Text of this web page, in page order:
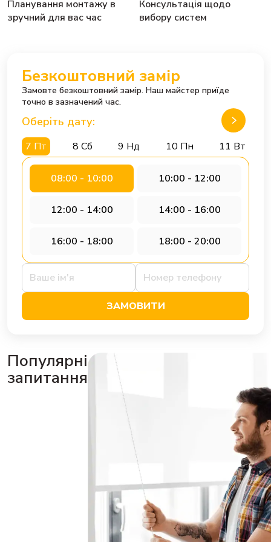
Планування монтажу в
зручний для вас час
Консультація щодо
вибору систем
Безкоштовний замір
Замовте безкоштовний замір. Наш майстер приїде
точно в зазначений час.
Оберіть дату:
7 Пт 8 Сб 9 Нд 10 Пн 11 Вт
08:00 - 10:00 10:00 - 12:00
12:00 - 14:00 14:00 - 16:00
16:00 - 18:00 18:00 - 20:00
ЗАМОВИТИ
Популярні
запитання